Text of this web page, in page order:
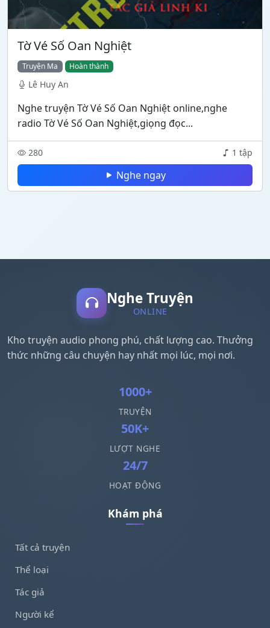
Tờ Vé Số Oan Nghiệt
Truyện Ma Hoàn thành
Lê Huy An
Nghe truyện Tờ Vé Số Oan Nghiệt online,nghe
radio Tờ Vé Số Oan Nghiệt,giọng đọc...
280 1 tập
Nghe ngay
Nghe Truyện
ONLINE
Kho truyện audio phong phú, chất lượng cao. Thưởng
thức những câu chuyện hay nhất mọi lúc, mọi nơi.
1000+
TRUYỆN
50K+
LƯỢT NGHE
24/7
HOẠT ĐỘNG
Khám phá
Tất cả truyện
Thể loại
Tác giả
Người kể